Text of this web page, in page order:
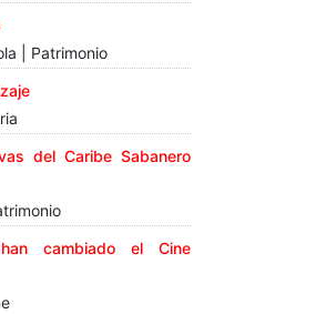
| Patrimonio
del Caribe Sabanero
cambiado el Cine